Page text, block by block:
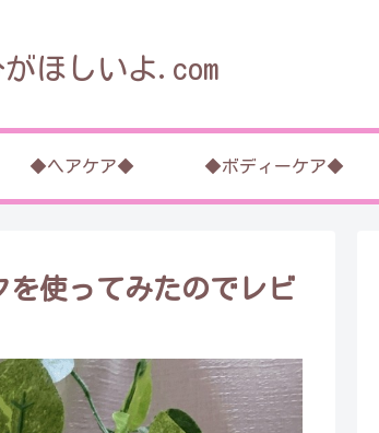
ほしいよ.com
◆ヘアケア◆ ◆ボディーケア◆
を使ってみたのでレビ